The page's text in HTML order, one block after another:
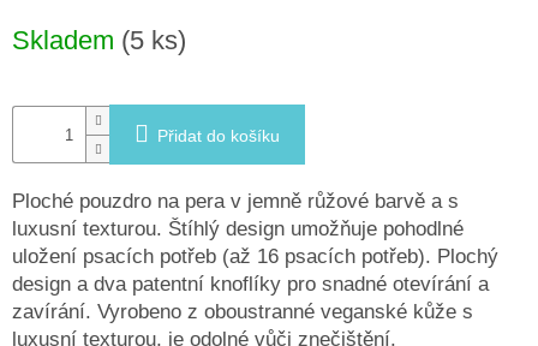
cena:
Skladem (5 ks)
Přidat do košíku
Ploché pouzdro na pera v jemně růžové barvě a s
luxusní texturou. Štíhlý design umožňuje pohodlné
uložení psacích potřeb (až 16 psacích potřeb). Plochý
design a dva patentní knoflíky pro snadné otevírání a
zavírání. Vyrobeno z oboustranné veganské kůže s
luxusní texturou, je odolné vůči znečištění.